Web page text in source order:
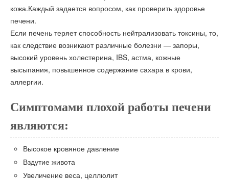
кожа.Каждый задается вопросом, как проверить здоровье
печени.
Если печень теряет способность нейтрализовать токсины, то,
как следствие возникают различные болезни — запоры,
высокий уровень холестерина, IBS, астма, кожные
высыпания, повышенное содержание сахара в крови,
аллергии.
Симптомами плохой работы печени
являются:
Высокое кровяное давление
Вздутие живота
Увеличение веса, целлюлит